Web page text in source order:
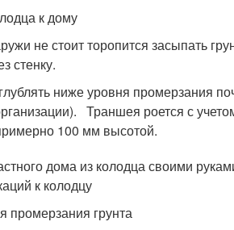
к дому
не стоит торопится засыпать
стенку.
ниже уровня промерзания
Траншея роется с
100 мм высотой.
промерзания грунта